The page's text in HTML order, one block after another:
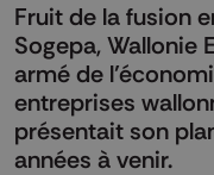
Fruit de la fusion
Sogepa, Wallonie
armé de
entreprises
présentait son
années à venir.